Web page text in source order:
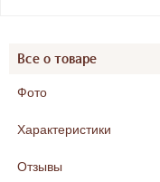
Все о товаре
Фото
Характеристики
Отзывы